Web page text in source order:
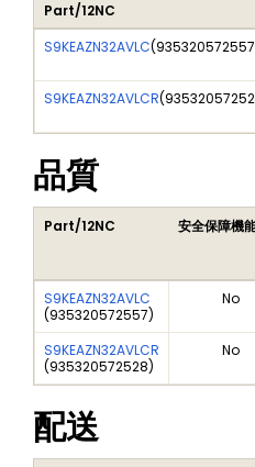
Part/12NC
S9KEAZN32AVLC(935320572557
S9KEAZN32AVLCR(
品質
Part/12NC 安全保障機
S9KEAZN32AVLC
(935320572557)
No
S9KEAZN32AVLCR
(935320572528)
No
配送